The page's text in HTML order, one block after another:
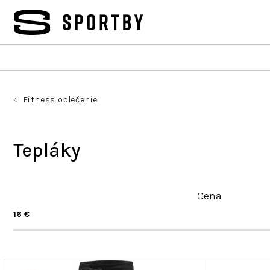
obsah
Fitness oblečenie
Tepláky
d
e
i
Cena
16 €